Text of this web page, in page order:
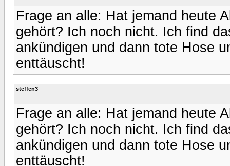
Frage an alle: Hat jemand heute
gehört? Ich noch nicht. Ich find
ankündigen und dann tote Hose
enttäuscht!
steffen3
Frage an alle: Hat jemand heute
gehört? Ich noch nicht. Ich find
ankündigen und dann tote Hose
enttäuscht!